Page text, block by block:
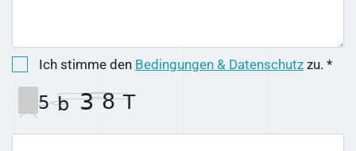
Ich stimme den Bedingungen & Datenschutz zu. *